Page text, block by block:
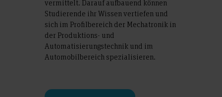
vermittelt. Darauf aufbauend können
Studierende ihr Wissen vertiefen und
sich im Profilbereich der Mechatronik in
der Produktions- und
Automatisierungstechnik und im
Automobilbereich spezialisieren.